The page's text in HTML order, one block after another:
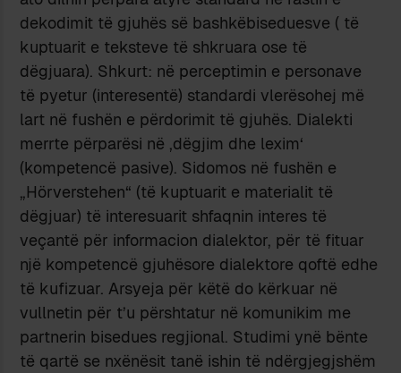
dekodimit të gjuhës së bashkëbiseduesve ( të
kuptuarit e teksteve të shkruara ose të
dëgjuara). Shkurt: në perceptimin e personave
të pyetur (interesentë) standardi vlerësohej më
lart në fushën e përdorimit të gjuhës. Dialekti
merrte përparësi në ‚dëgjim dhe lexim‘
(kompetencë pasive). Sidomos në fushën e
„Hörverstehen“ (të kuptuarit e materialit të
dëgjuar) të interesuarit shfaqnin interes të
veçantë për informacion dialektor, për të fituar
një kompetencë gjuhësore dialektore qoftë edhe
të kufizuar. Arsyeja për këtë do kërkuar në
vullnetin për t’u përshtatur në komunikim me
partnerin bisedues regjional. Studimi ynë bënte
të qartë se nxënësit tanë ishin të ndërgjegjshëm